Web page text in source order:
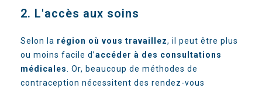
2. L'accès aux soins
Selon la région où vous travaillez, il peut être plus
ou moins facile d’accéder à des consultations
médicales
. Or, beaucoup de méthodes de
contraception nécessitent des rendez-vous